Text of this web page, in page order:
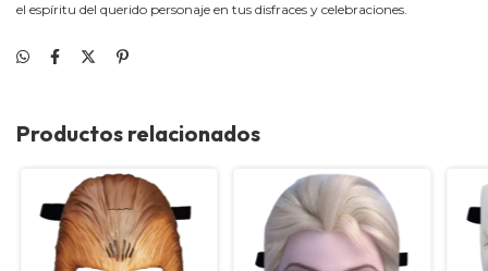
el espíritu del querido personaje en tus disfraces y celebraciones.
Productos relacionados